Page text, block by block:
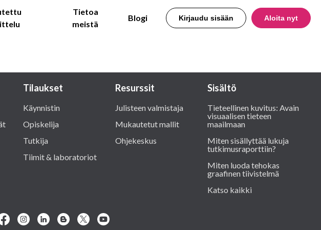
Tietoa
meistä
Blogi Kirjaudu sisään Aloita nyt
Tilaukset
Käynnistin
Opiskelija
Tutkija
Tiimit & laboratoriot
Resurssit
Julisteen valmistaja
Mukautetut mallit
Ohjekeskus
Sisältö
Tieteellinen kuvitus: Avain
visuaalisen tieteen
maailmaan
Miten sisällyttää lukuja
tutkimusraporttiin?
Miten luoda tehokas
graafinen tiivistelmä
Katso kaikki